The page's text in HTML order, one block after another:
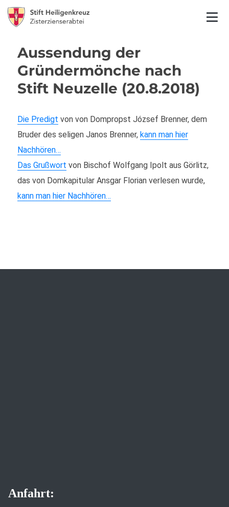
Aussendung der
Gründermönche nach
Stift Neuzelle (20.8.2018)
Die Predigt von von Dompropst József Brenner, dem
Bruder des seligen Janos Brenner,kann man hier
Nachhören…
Das Grußwort von Bischof Wolfgang Ipolt aus Görlitz,
das von Domkapitular Ansgar Florian verlesen wurde,
kann man hier Nachhören…
Anfahrt: